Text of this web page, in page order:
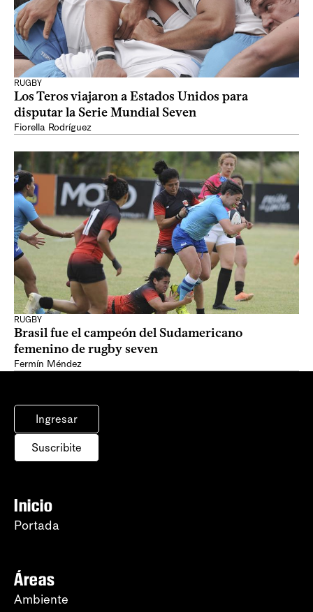
RUGBY
Los Teros viajaron a Estados Unidos para
disputar la Serie Mundial Seven
Fiorella Rodríguez
RUGBY
Brasil fue el campeón del Sudamericano
femenino de rugby seven
Fermín Méndez
Ingresar
Suscribite
Inicio
Portada
Áreas
Ambiente